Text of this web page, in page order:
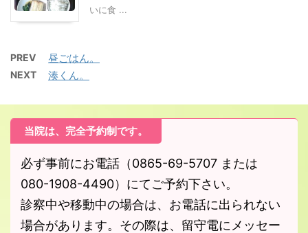
いに食 ...
PREV 昼ごはん。
NEXT 湊くん。
当院は、完全予約制です。
必ず事前にお電話（0865-69-5707 または
080-1908-4490）にてご予約下さい。
診察中や移動中の場合は、お電話に出られない
場合があります。その際は、留守電にメッセー